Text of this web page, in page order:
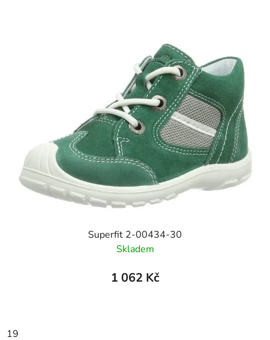
Superfit 2-00434-30
Skladem
1 062 Kč
19